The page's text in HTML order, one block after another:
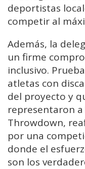
deportistas
competir al
Además, la
un firme
inclusivo.
atletas con
del proyecto y
representaron
Throwdown,
por una
donde el
son los